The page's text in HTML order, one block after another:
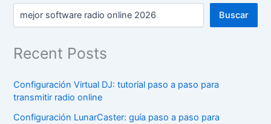
Buscar
Recent Posts
Configuración Virtual DJ: tutorial paso a paso para
transmitir radio online
Configuración LunarCaster: guía paso a paso para